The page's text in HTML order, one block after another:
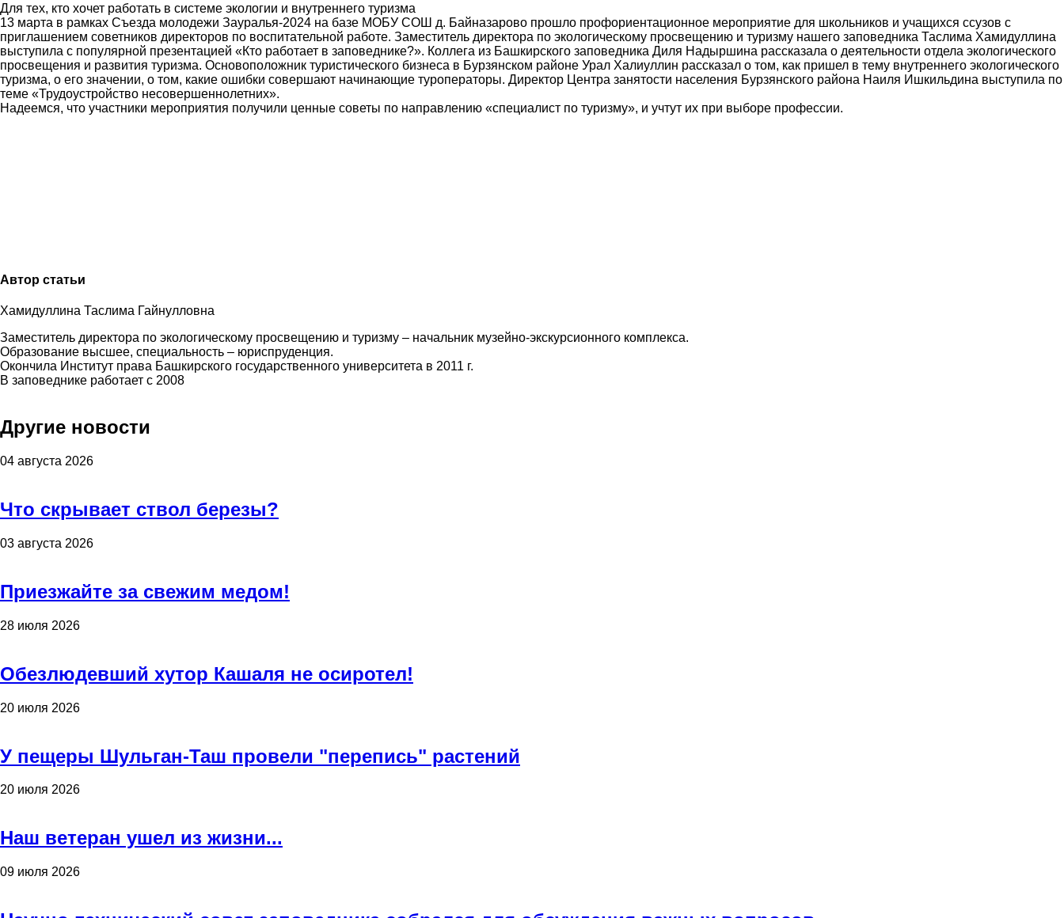
Для тех, кто хочет работать в системе экологии и внутреннего туризма
13 марта в рамках Съезда молодежи Зауралья-2024 на базе МОБУ СОШ д. Байназарово прошло профориентационное мероприятие для школьников и учащихся ссузов с
приглашением советников директоров по воспитательной работе. Заместитель директора по экологическому просвещению и туризму нашего заповедника Таслима Хамидуллина
выступила с популярной презентацией «Кто работает в заповеднике?». Коллега из Башкирского заповедника Диля Надыршина рассказала о деятельности отдела экологического
просвещения и развития туризма. Основоположник туристического бизнеса в Бурзянском районе Урал Халиуллин рассказал о том, как пришел в тему внутреннего экологического
туризма, о его значении, о том, какие ошибки совершают начинающие туроператоры. Директор Центра занятости населения Бурзянского района Наиля Ишкильдина выступила по
теме «Трудоустройство несовершеннолетних».
Надеемся, что участники мероприятия получили ценные советы по направлению «специалист по туризму», и учтут их при выборе профессии.
Автор статьи
Хамидуллина Таслима Гайнулловна
Заместитель директора по экологическому просвещению и туризму – начальник музейно-экскурсионного комплекса.
Образование высшее, специальность – юриспруденция.
Окончила Институт права Башкирского государственного университета в 2011 г.
В заповеднике работает с 2008
Другие новости
04 августа 2026
Что скрывает ствол березы?
03 августа 2026
Приезжайте за свежим медом!
28 июля 2026
Обезлюдевший хутор Кашаля не осиротел!
20 июля 2026
У пещеры Шульган-Таш провели "перепись" растений
20 июля 2026
Наш ветеран ушел из жизни...
09 июля 2026